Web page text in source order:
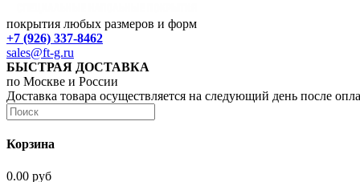
покрытия любых размеров и форм
+7 (926) 337-8462
sales@ft-g.ru
БЫСТРАЯ ДОСТАВКА
по Москве и России
Доставка товара осуществляется на следующий день после
Корзина
0.00 руб